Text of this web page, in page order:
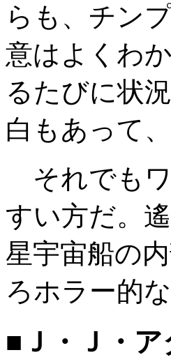
らも、チン
意はよくわ
るたびに状
白もあって
それでも
すい方だ。
星宇宙船の
ろホラー的
■Ｊ・Ｊ・